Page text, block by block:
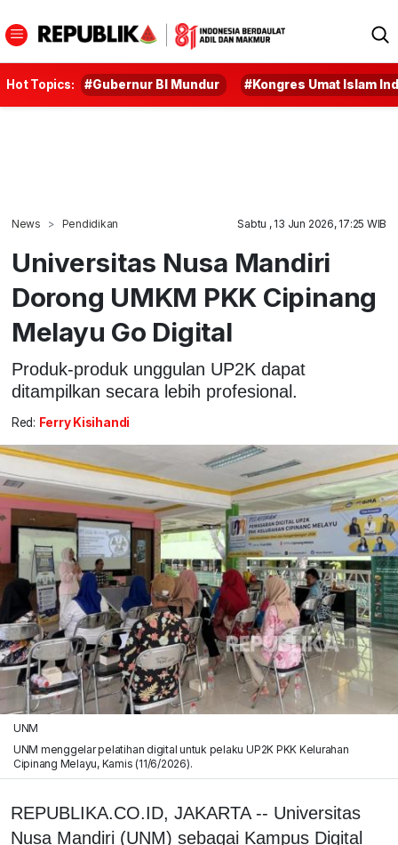
Hot Topics: #Gubernur BI Mundur #Kongres Umat Islam
News Pendidikan Sabtu , 13 Jun 2026, 17:25 WIB
Universitas Nusa Mandiri
Dorong UMKM PKK Cipinang
Melayu Go Digital
Produk-produk unggulan UP2K dapat
ditampilkan secara lebih profesional.
Red: Ferry Kisihandi
UNM
UNM menggelar pelatihan digital untuk pelaku UP2K PKK Kelurahan
Cipinang Melayu, Kamis (11/6/2026).
REPUBLIKA.CO.ID, JAKARTA -- Universitas
Nusa Mandiri (UNM) sebagai Kampus Digital